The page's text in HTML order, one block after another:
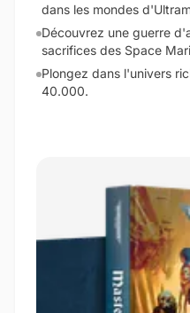
dans les mondes
Découvrez une guerre
sacrifices des Space
Plongez dans l'univers
40.000.